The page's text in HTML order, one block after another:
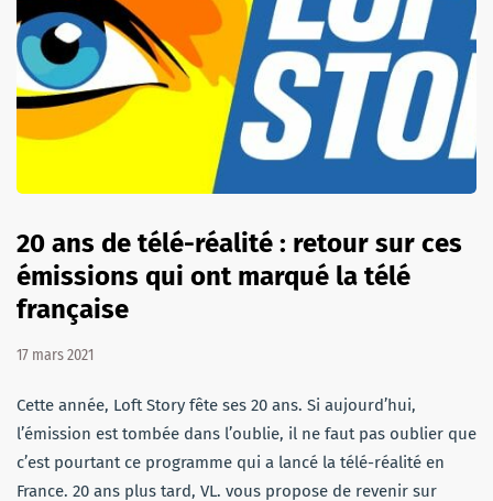
20 ans de télé-réalité : retour sur ces
émissions qui ont marqué la télé
française
17 mars 2021
Cette année, Loft Story fête ses 20 ans. Si aujourd’hui,
l’émission est tombée dans l’oublie, il ne faut pas oublier que
c’est pourtant ce programme qui a lancé la télé-réalité en
France. 20 ans plus tard, VL. vous propose de revenir sur